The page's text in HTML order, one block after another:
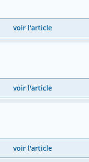
voir l'article
voir l'article
voir l'article